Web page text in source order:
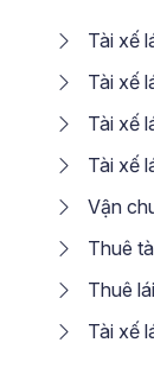
Tài xế
Tài xế
Tài xế
Tài xế
Vận
Thuê
Thuê
Tài xế